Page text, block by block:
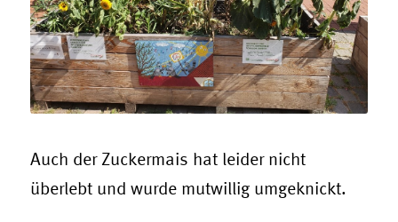
Auch der Zuckermais hat leider nicht
überlebt und wurde mutwillig umgeknickt.